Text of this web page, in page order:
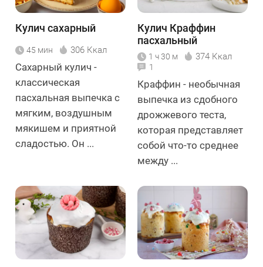
Кулич сахарный
45 мин 306 Ккал
Сахарный кулич -
классическая
пасхальная выпечка с
мягким, воздушным
мякишем и приятной
сладостью. Он ...
Кулич Краффин
пасхальный
1 ч 30 м 374 Ккал
1
Краффин - необычная
выпечка из сдобного
дрожжевого теста,
которая представляет
собой что-то среднее
между ...